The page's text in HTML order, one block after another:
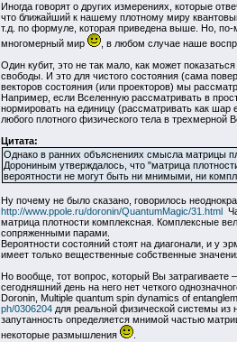
Иногда говорят о других измерениях, которые
что ближайший к нашему плотному миру
т.д. по формуле, которая приведена выше. Но, по-
многомерный мир
, в любом случае наше
Один кубит, это не так мало, как может
свободы. И это для чистого состояния (сама
векторов состояния (или проекторов) мы
Например, если Вселенную рассматривать в
нормировать на единицу (рассматривать как шар
любого плотного физического тела в трехмерной
Цитата:
Однако в ранних объяснениях смысла матрицы
Дорониным утверждалось, что "матрица
вероятности не могут быть ни мнимыми, ни
Ну почему не было сказано, говорилось
http://www.ppole.ru/doronin/QuantumMagic/31.html
матрица плотности комплексная. Комплексные
сопряженными парами.
Вероятности состояний стоят на диагонали, и у
имеет только вещественные собственные
Но вообще, тот вопрос, который Вы затрагиваете
сегодняшний день на него нет четкого
Doronin, Multiple quantum spin dynamics of
ph/0306204для реальной физической системы из
запутанность определяется мнимой частью
некоторые размышления
.